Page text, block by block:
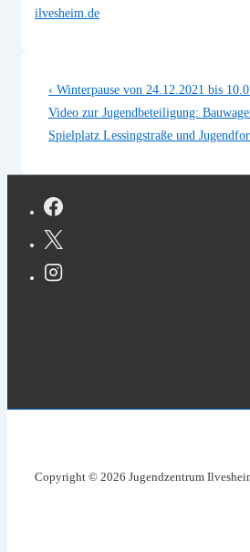
ilvesheim.de
Beitragsnavigation
Vorheriger
Beitrag
ist
‹ Winterpause von 24.12.2021 bis
Nächster
Beitrag
Video zur Jugendbeteiligung:
Spielplatz Lessingstraße und
Copyright © 2026 Jugendzentrum